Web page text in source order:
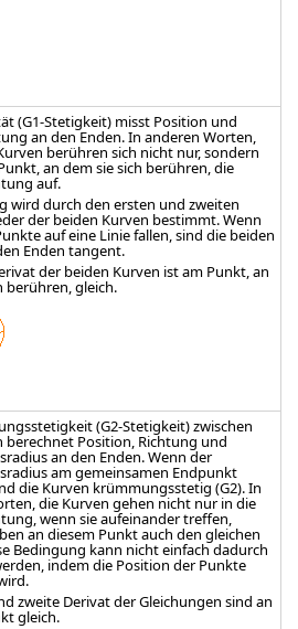
(G1-Stetigkeit) misst Position und
an den Enden. In anderen Worten,
berühren sich nicht nur, sondern
an dem sie sich berühren, die
auf.
wird durch den ersten und zweiten
der beiden Kurven bestimmt. Wenn
auf eine Linie fallen, sind die beiden
Enden tangent.
der beiden Kurven ist am Punkt, an
berühren, gleich.
(G2-Stetigkeit) zwischen
berechnet Position, Richtung und
an den Enden. Wenn der
am gemeinsamen Endpunkt
die Kurven krümmungsstetig (G2). In
die Kurven gehen nicht nur in die
wenn sie aufeinander treffen,
an diesem Punkt auch den gleichen
Bedingung kann nicht einfach dadurch
indem die Position der Punkte
zweite Derivat der Gleichungen sind an
gleich.